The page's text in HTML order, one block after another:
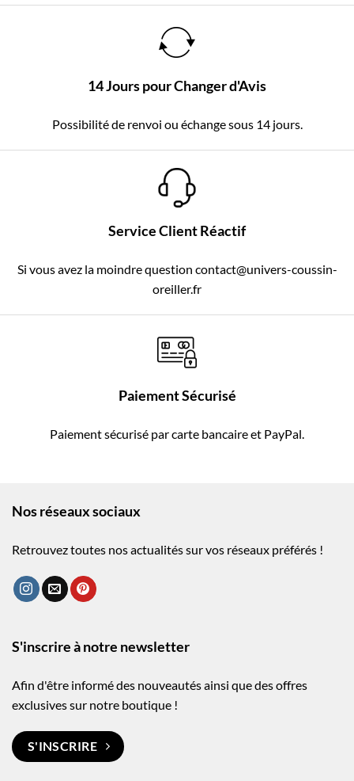
14 Jours pour Changer d'Avis
Possibilité de renvoi ou échange sous 14 jours.
Service Client Réactif
Si vous avez la moindre question contact@univers-coussin-
oreiller.fr
Paiement Sécurisé
Paiement sécurisé par carte bancaire et PayPal.
Nos réseaux sociaux
Retrouvez toutes nos actualités sur vos réseaux préférés !
S'inscrire à notre newsletter
Afin d'être informé des nouveautés ainsi que des offres
exclusives sur notre boutique !
S'INSCRIRE